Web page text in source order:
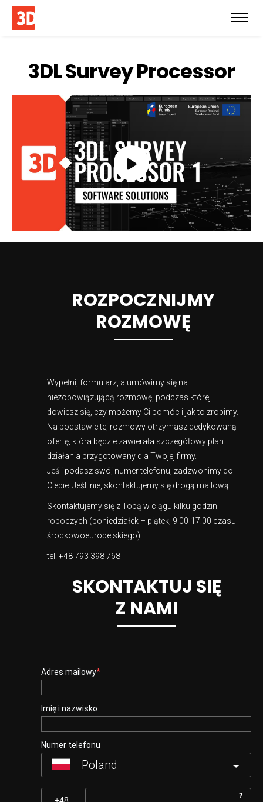
3DL Survey Processor
ROZPOCZNIJMY
ROZMOWĘ
Wypełnij formularz, a umówimy się na
niezobowiązującą rozmowę, podczas której
dowiesz się, czy możemy Ci pomóc i jak to zrobimy.
Na podstawie tej rozmowy otrzymasz dedykowaną
ofertę, która będzie zawierała szczegółowy plan
działania przygotowany dla Twojej firmy.
Jeśli podasz swój numer telefonu, zadzwonimy do
Ciebie. Jeśli nie, skontaktujemy się drogą mailową.
Skontaktujemy się z Tobą w ciągu kilku godzin
roboczych (poniedziałek – piątek, 9:00-17:00 czasu
środkowoeuropejskiego).
tel. +48 793 398 768
SKONTAKTUJ SIĘ
Z NAMI
Adres mailowy
Imię i nazwisko
Numer telefonu
Poland
?